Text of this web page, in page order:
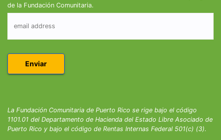
de la Fundación Comunitaria.
La Fundación Comunitaria de Puerto Rico se rige bajo el código
1101.01 del Departamento de Hacienda del Estado Libre Asociado de
Puerto Rico y bajo el código de Rentas Internas Federal 501(c) (3).